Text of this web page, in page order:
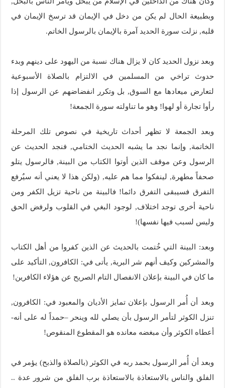
وبطبيعة الحال لم يكن من دخل في الإيمان قد ترسخ الإيمان في
قلبه, نزلت سورة الحديد آمرة بالإيمان بالرسول الخاتم.
وبعد نزول الحديد كان لا يزال هناك نسبة من اليهود على دينهم وبدء
حدوث تراخي من المسلمين في الالتزام بالصلاة الأسبوعية
لتعارض ميعادها مع السوق, بل وتكرر انفضاضهم عن الرسول إذا
رأوا تجارة أو لهوا! وهو ما تناولته سورة الجمعة!
وبعد الجمعة لا تظهر أحداث تاريخية في نصوص تلك المرحلة
الخاتمة, وإنما نجد ما يشبه الحديث الختامي, فنجد الحديث عن
الرسول وعن موقف الذين أوتوا الكتاب من البينة, فالرسول يتلو
صحفاً مطهرة, لينفكوا مما هم عليه, (ولكن هذا لا يعني أنه سيٌرفع
التفرق فسيبقى التفرق دائما! فالبينة من ناحية تزيل الكفر ومن
ناحية أخرى توجد اختلاف, لوجود البغي في القلوب ولرفض الحق
وليس لسبب فيها نفسها)!
وبعد: البينة التي خُتمت بالحديث عن الذين كفروا من أهل الكتاب
والمشركين وكيف أنهم شر البرية, يأتى في: الكافرون, التأكيد على
ما كان في البينة بإعلان الانفصال التام الصريح عن هؤلاء الكافرين!
وبعد أن أُمر الرسول بإعلان تمايز الأديان والمعبود في: الكافرون,
تنزل الكوثر لتأمر الرسول بأن يصلي لله وينحر –حمداً له على أنه-
أعطاه الكوثر وأن مبغضه معانده هو المقطوع المنقوص!
وبعد أن أُمر الرسول بحمد ربه في الكوثر (بالصلاة والذبح) يؤمر في
الفلق والناس بالاستعاذة بالاستعاذة برب الفلق من شرور عدة ..